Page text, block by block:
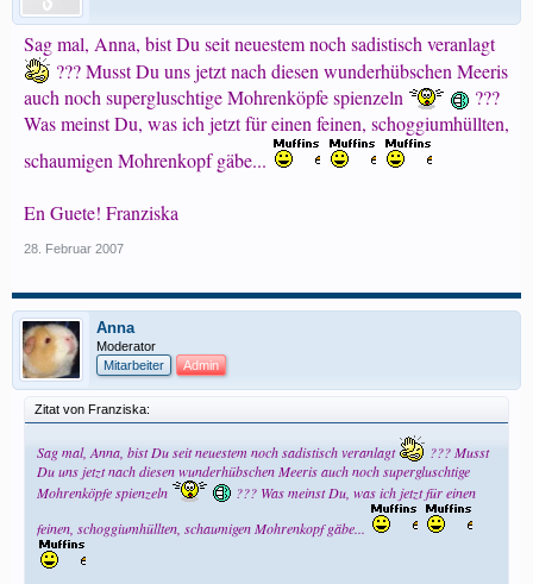
Sag mal, Anna, bist Du seit neuestem noch sadistisch veranlagt
??? Musst Du uns jetzt nach diesen wunderhübschen Meeris
auch noch supergluschtige Mohrenköpfe spienzeln
???
Was meinst Du, was ich jetzt für einen feinen, schoggiumhüllten,
schaumigen Mohrenkopf gäbe...
En Guete! Franziska
28. Februar 2007
Anna
Moderator
Mitarbeiter
Admin
Zitat von Franziska:
Sag mal, Anna, bist Du seit neuestem noch sadistisch veranlagt
??? Musst
Du uns jetzt nach diesen wunderhübschen Meeris auch noch supergluschtige
Mohrenköpfe spienzeln
??? Was meinst Du, was ich jetzt für einen
feinen, schoggiumhüllten, schaumigen Mohrenkopf gäbe...